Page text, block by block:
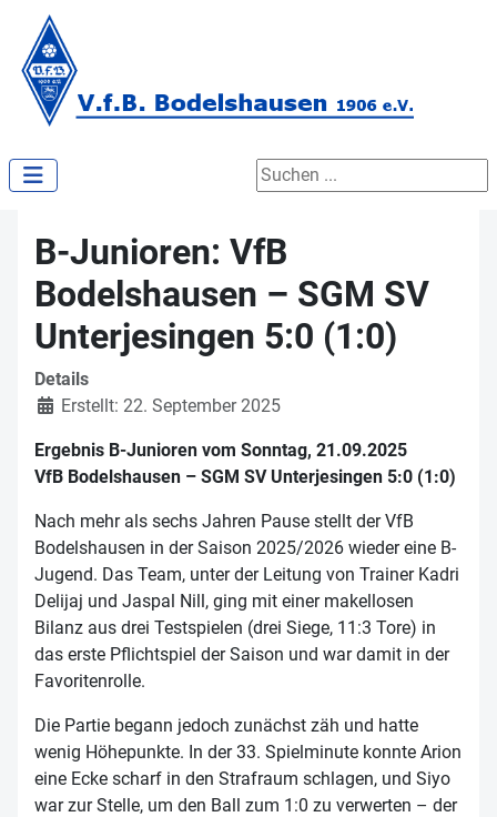
Suchen ...
B-Junioren: VfB
Bodelshausen – SGM SV
Unterjesingen 5:0 (1:0)
Details
Erstellt: 22. September 2025
Ergebnis B-Junioren vom Sonntag, 21.09.2025
VfB Bodelshausen – SGM SV Unterjesingen 5:0 (1:0)
Nach mehr als sechs Jahren Pause stellt der VfB
Bodelshausen in der Saison 2025/2026 wieder eine B-
Jugend. Das Team, unter der Leitung von Trainer Kadri
Delijaj und Jaspal Nill, ging mit einer makellosen
Bilanz aus drei Testspielen (drei Siege, 11:3 Tore) in
das erste Pflichtspiel der Saison und war damit in der
Favoritenrolle.
Die Partie begann jedoch zunächst zäh und hatte
wenig Höhepunkte. In der 33. Spielminute konnte Arion
eine Ecke scharf in den Strafraum schlagen, und Siyo
war zur Stelle, um den Ball zum 1:0 zu verwerten – der